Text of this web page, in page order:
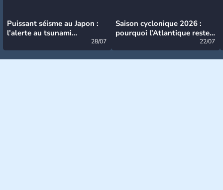
Puissant séisme au Japon :
l’alerte au tsunami
28/07
Saison cyclonique 2026 :
pourquoi l’Atlantique reste
22/07